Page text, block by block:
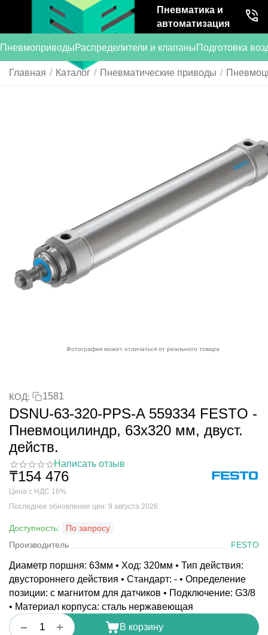
Пневматика и
автоматизация
ПневмоприводыРаспределители и клапаныПодготовка
Главная / Каталог / Пневматические приводы /
Фотография может отличаться от реального товара
КОД: 1581
DSNU-63-320-PPS-A 559334 FESTO -
Пневмоцилиндр, 63x320 мм, двуст.
действ.
Написать отзыв
₸154 476
Цена с НДС 16%
Последнее обновление цен: 9 августа 2026
Доступность:
По запросу
Производитель
FESTO
Диаметр поршня: 63мм • Ход: 320мм • Тип действия:
двустороннего действия • Стандарт: - • Определение
позиции: с магнитом для датчиков • Подключение: G3/8
• Материал корпуса: сталь нержавеющая
+
−
В корзину